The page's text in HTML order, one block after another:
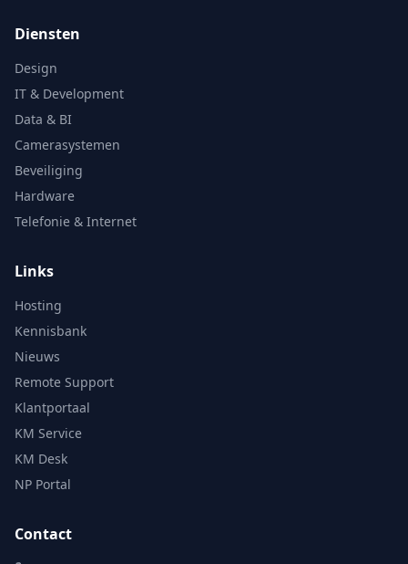
Diensten
Design
IT & Development
Data & BI
Camerasystemen
Beveiliging
Hardware
Telefonie & Internet
Links
Hosting
Kennisbank
Nieuws
Remote Support
Klantportaal
KM Service
KM Desk
NP Portal
Contact